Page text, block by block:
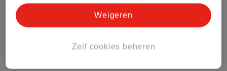
Bestel & Bezorginformatie
Zelf cookies beheren
Weigeren